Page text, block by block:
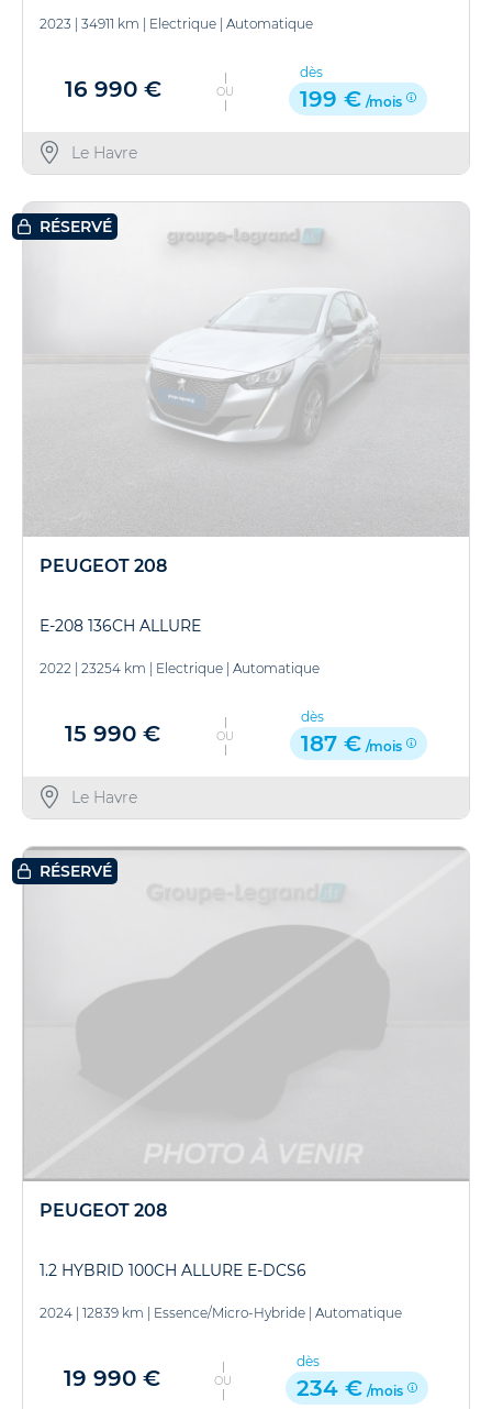
2023 34911 km Electrique Automatique
16 990 € OU
dès
199 € /mois
Le Havre
RÉSERVÉ
PEUGEOT 208
E-208 136CH ALLURE
2022 23254 km Electrique Automatique
15 990 € OU
dès
187 € /mois
Le Havre
RÉSERVÉ
PEUGEOT 208
1.2 HYBRID 100CH ALLURE E-DCS6
2024 12839 km Essence/Micro-Hybride Automatique
19 990 € OU
dès
234 € /mois